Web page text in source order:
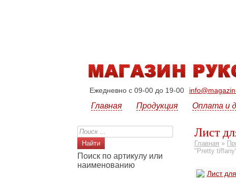
Ежедневно с 09-00 до 19-00
Главная Продукция Оплата и
Поиск по артикулу или
наименованию
Лист
Главная »
"Pretty